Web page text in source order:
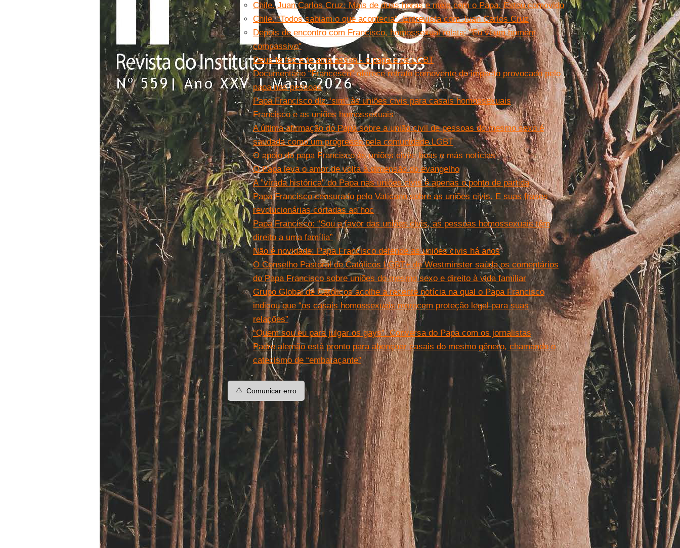
Chile. Juan Carlos Cruz: Mais de duas horas e meia com o Papa. Estou comovido
Chile. “Todos sabiam o que acontecia”. Entrevista com Juan Carlos Cruz
Depois de encontro com Francisco, homossexual relata: "Eu vi um homem
compassivo"
Deus te fez e te ama assim - o papa e os LGBT
Documentário “Francesco” oferece retrato comovente do impacto provocado pelo
papa nas pessoas
Papa Francisco diz “sim” às uniões civis para casais homossexuais
Francisco e as uniões homossexuais
A última afirmação do Papa sobre a união civil de pessoas do mesmo sexo é
saudada como um progresso pela comunidade LGBT
O apoio do papa Francisco às uniões civis: boas e más notícias
O Papa leva o amor de volta à dimensão do evangelho
A "virada histórica" do Papa nas uniões civis é apenas o ponto de partida
Papa Francisco censurado pelo Vaticano sobre as uniões civis. E suas frases
revolucionárias cortadas ad hoc
Papa Francisco: “Sou a favor das uniões civis, as pessoas homossexuais têm
direito a uma família”
Não é novidade: Papa Francisco defende as uniões civis há anos
O Conselho Pastoral de Católicos LGBT+ de Westminster saúda os comentários
do Papa Francisco sobre uniões do mesmo sexo e direito à vida familiar
Grupo Global de Católicos acolhe a recente notícia na qual o Papa Francisco
indicou que “os casais homossexuais merecem proteção legal para suas
relações”
“Quem sou eu para julgar os gays”. Conversa do Papa com os jornalistas
Padre alemão está pronto para abençoar casais do mesmo gênero, chamando o
catecismo de “embaraçante”
⚠️ Comunicar erro